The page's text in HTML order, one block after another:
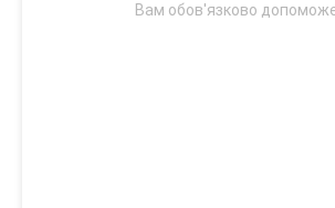
Вам обов'язково